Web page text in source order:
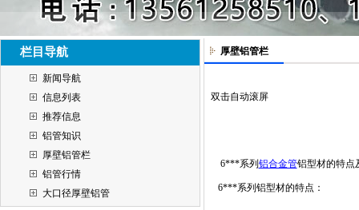
栏目导航
新闻导航
信息列表
推荐信息
铝管知识
厚壁铝管栏
铝管行情
大口径厚壁铝管
厚壁铝管栏
双击自动滚屏
6***系列 铝合金管铝型材的特点
6***系列铝型材的特点：